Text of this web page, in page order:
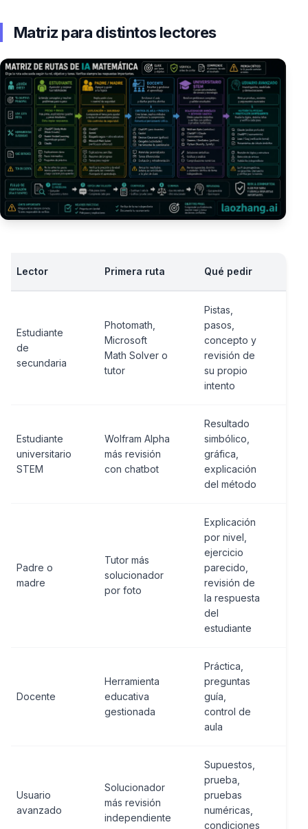
Matriz para distintos lectores
Lector Primera ruta Qué pedir
Estudiante
de
secundaria
Photomath,
Microsoft
Math Solver o
tutor
Pistas,
pasos,
concepto y
revisión de
su propio
intento
Estudiante
universitario
STEM
Wolfram Alpha
más revisión
con chatbot
Resultado
simbólico,
gráfica,
explicación
del método
Padre o
madre
Tutor más
solucionador
por foto
Explicación
por nivel,
ejercicio
parecido,
revisión de
la respuesta
del
estudiante
Docente
Herramienta
educativa
gestionada
Práctica,
preguntas
guía,
control de
aula
Usuario
avanzado
Solucionador
más revisión
independiente
Supuestos,
prueba,
pruebas
numéricas,
condiciones